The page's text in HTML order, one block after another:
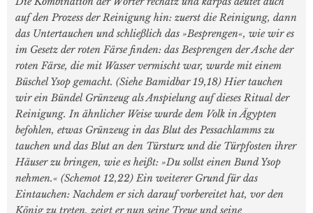
auf den Prozess der Reinigung hin: zuerst die Reinigung, dann
das Untertauchen und schließlich das »Besprengen«, wie wir es
im Gesetz der roten Färse finden: das Besprengen der Asche der
roten Färse, die mit Wasser vermischt war, wurde mit einem
Büschel Ysop gemacht. (Siehe Bamidbar 19,18) Hier tauchen
wir ein Bündel Grünzeug als Anspielung auf dieses Ritual der
Reinigung. In ähnlicher Weise wurde dem Volk in Ägypten
befohlen, etwas Grünzeug in das Blut des Pessachlamms zu
tauchen und das Blut an den Türsturz und die Türpfosten ihrer
Häuser zu bringen, wie es heißt: »Du sollst einen Bund Ysop
nehmen.« (Schemot 12,22) Ein weiterer Grund für das
Eintauchen: Nachdem er sich darauf vorbereitet hat, vor den
König zu treten, zeigt er nun seine Treue und seine